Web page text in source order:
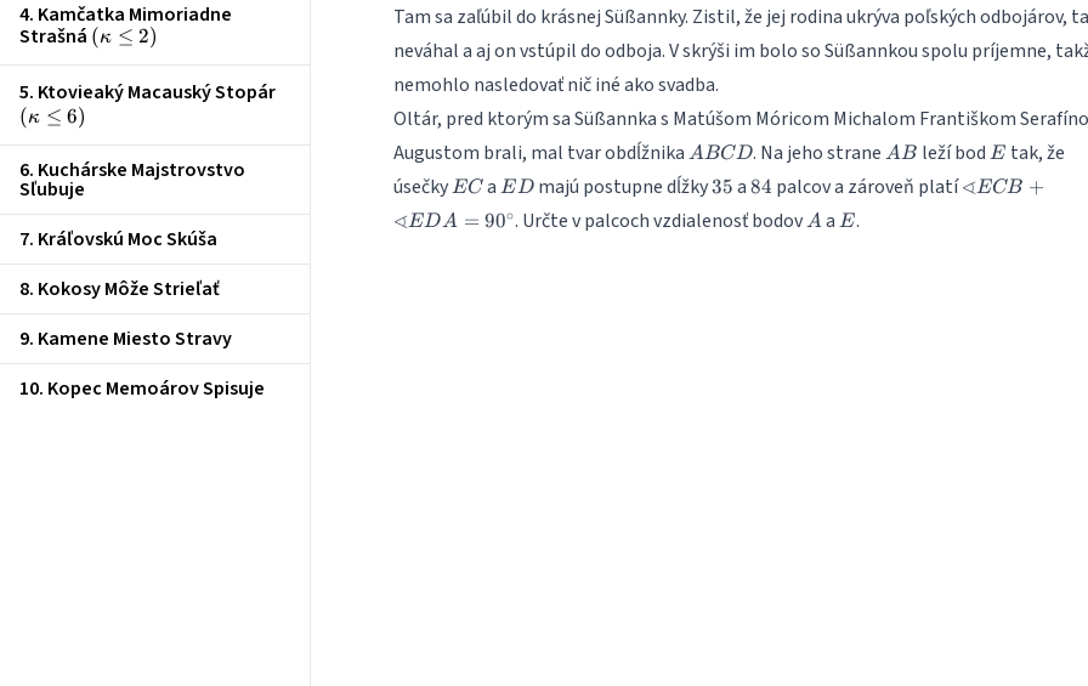
4. Kamčatka Mimoriadne
Strašná \left(\kappa
\le 2\right)
(κ ≤ 2)
5. Ktovieaký Macauský Stopár
(κ ≤ 6)
6. Kuchárske Majstrovstvo
Sľubuje
7. Kráľovskú Moc Skúša
8. Kokosy Môže Strieľať
9. Kamene Miesto Stravy
10. Kopec Memoárov Spisuje
Tam sa zaľúbil do krásnej Süßannky. Zistil, že jej rodina ukrýva poľských odbojárov,
neváhal a aj on vstúpil do odboja. V skrýši im bolo so Süßannkou spolu príjemne,
nemohlo nasledovať nič iné ako svadba.
Oltár, pred ktorým sa Süßannka s Matúšom Móricom Michalom Františkom
Augustom brali, mal tvar obdĺžnika ABCD
ABCD. Na jeho straneAB
AB leží bod E
E tak, že
úsečky EC
ECa ED
ED majú postupne dĺžky35
35 a84
84 palcov a zároveň platí∢ECB +
∢EDA = 90∘. Určte v palcoch vzdialenosť bodovA
AaE
E.